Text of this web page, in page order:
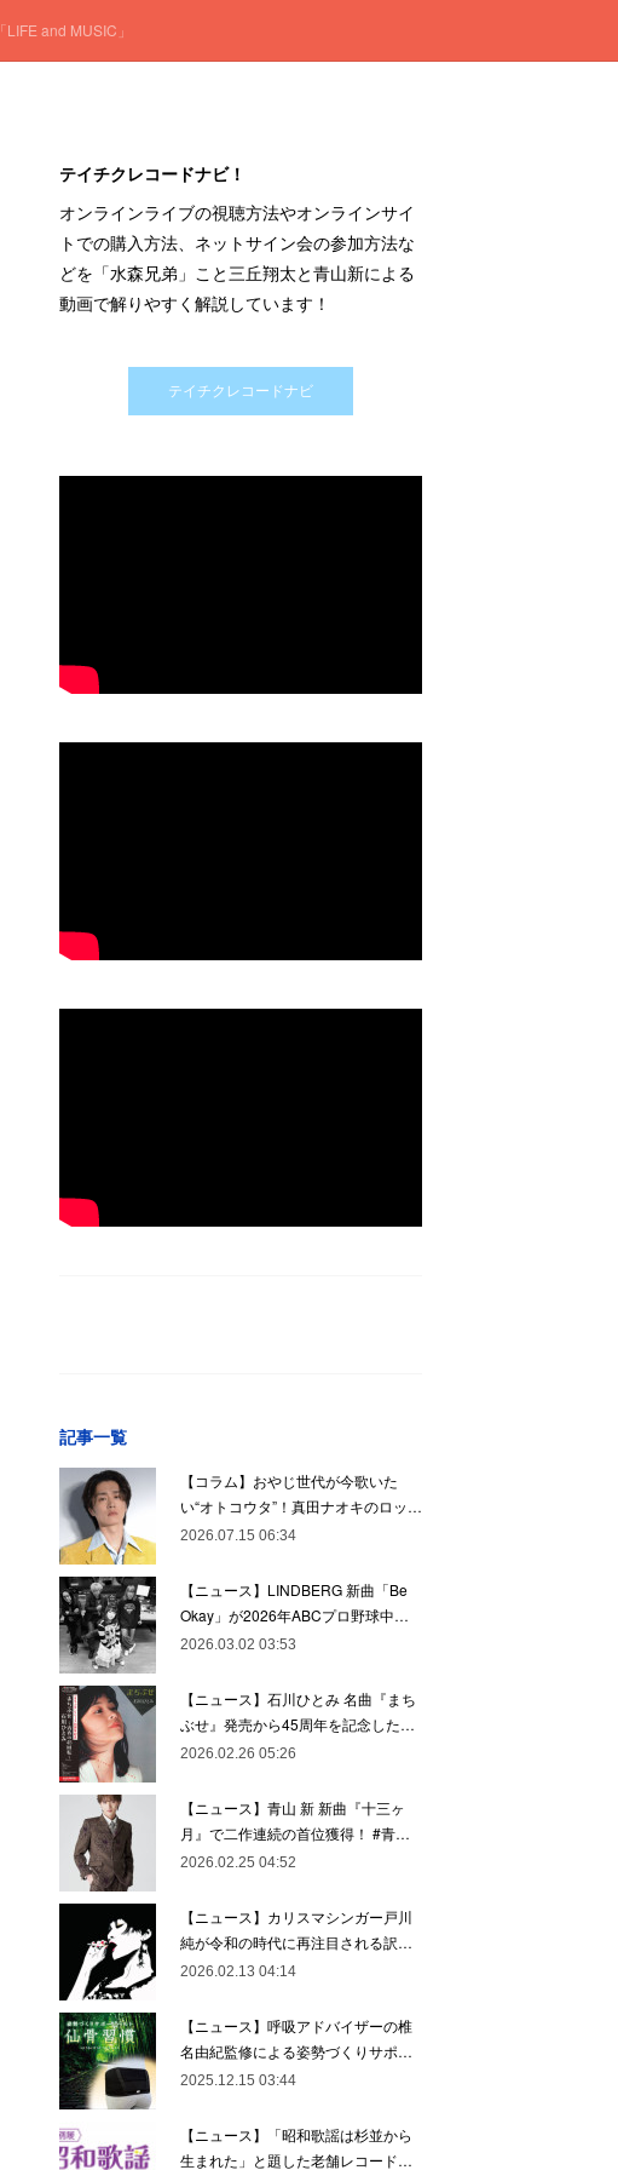
「LIFE and MUSIC」
テイチクレコードナビ！
オンラインライブの視聴方法やオンラインサイ
トでの購入方法、ネットサイン会の参加方法な
どを「水森兄弟」こと三丘翔太と青山新による
動画で解りやすく解説しています！
テイチクレコードナビ
記事一覧
【コラム】おやじ世代が今歌いた
い“オトコウタ”！真田ナオキのロッ…
2026.07.15 06:34
【ニュース】LINDBERG 新曲「Be
Okay」が2026年ABCプロ野球中…
2026.03.02 03:53
【ニュース】石川ひとみ 名曲『まち
ぶせ』発売から45周年を記念した…
2026.02.26 05:26
【ニュース】青山 新 新曲『十三ヶ
月』で二作連続の首位獲得！ #青…
2026.02.25 04:52
【ニュース】カリスマシンガー戸川
純が令和の時代に再注目される訳…
2026.02.13 04:14
【ニュース】呼吸アドバイザーの椎
名由紀監修による姿勢づくりサポ…
2025.12.15 03:44
【ニュース】「昭和歌謡は杉並から
生まれた」と題した老舗レコード…